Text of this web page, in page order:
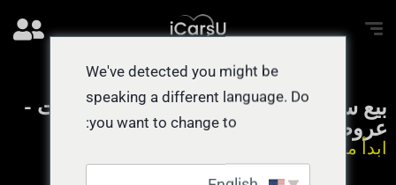
بيع سيارتي بسرعة في أبوظبي والإمارات -
عروض نقدية فورية
ابدأ من هنا يستغرق 55 ثانية
We've detected you might be
speaking a different language. Do
you want to change to: